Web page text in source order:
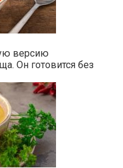
версию
Он готовится без